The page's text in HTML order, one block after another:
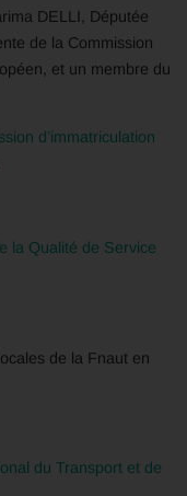
DELLI, Députée
de la Commission
et un membre du
d’immatriculation
la Qualité de Service
de la Fnaut en
du Transport et de